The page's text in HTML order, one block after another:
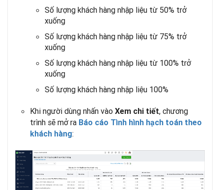
Số lượng khách hàng nhập liệu từ 50% trở
xuống
Số lượng khách hàng nhập liệu từ 75% trở
xuống
Số lượng khách hàng nhập liệu từ 100% trở
xuống
Số lượng khách hàng nhập liệu 100%
Khi người dùng nhấn vào Xem chi tiết, chương
trình sẽ mở ra Báo cáo Tình hình hạch toán theo
khách hàng: